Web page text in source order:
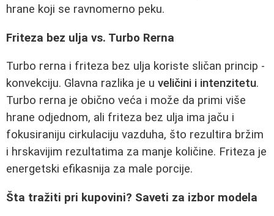
hrane koji se ravnomerno peku.
Friteza bez ulja vs. Turbo Rerna
Turbo rerna i friteza bez ulja koriste sličan princip -
konvekciju. Glavna razlika je u veličini i intenzitetu.
Turbo rerna je obično veća i može da primi više
hrane odjednom, ali friteza bez ulja ima jaču i
fokusiraniju cirkulaciju vazduha, što rezultira bržim
i hrskavijim rezultatima za manje količine. Friteza je
energetski efikasnija za male porcije.
Šta tražiti pri kupovini? Saveti za izbor modela